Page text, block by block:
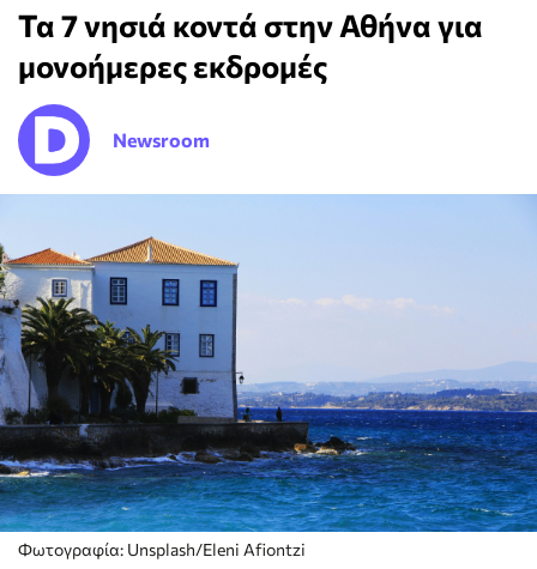
Τα 7 νησιά κοντά στην Αθήνα για
μονοήμερες εκδρομές
Newsroom
Φωτογραφία: Unsplash/Eleni Afiontzi